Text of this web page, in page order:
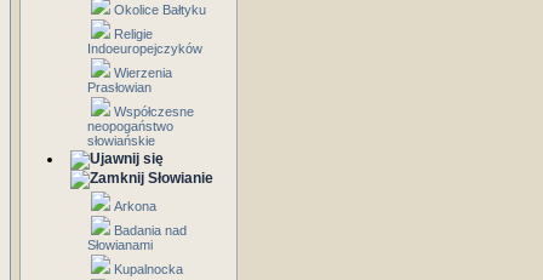
Okolice Bałtyku
Religie
Indoeuropejczyków
Wierzenia
Prasłowian
Współczesne
neopogaństwo
słowiańskie
Słowianie
Arkona
Badania nad
Słowianami
Kupalnocka